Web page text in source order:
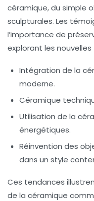
céramique, du simple
sculpturales. Les
l’importance de
explorant les
Intégration de la
moderne.
Céramique
Utilisation de la
énergétiques.
Réinvention des
dans un style
Ces tendances
de la céramique